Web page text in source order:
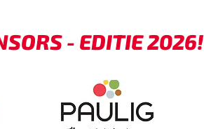
- EDITIE 2026!